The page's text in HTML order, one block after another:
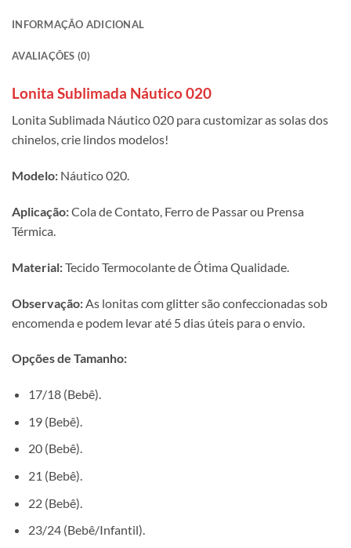
INFORMAÇÃO ADICIONAL
AVALIAÇÕES (0)
Lonita Sublimada Náutico 020
Lonita Sublimada Náutico 020 para customizar as solas dos
chinelos, crie lindos modelos!
Modelo: Náutico 020.
Aplicação:Cola de Contato, Ferro de Passar ou Prensa
Térmica.
Material:Tecido Termocolante de Ótima Qualidade.
Observação: As lonitas com glitter são confeccionadas sob
encomenda e podem levar até 5 dias úteis para o envio.
Opções de Tamanho:
17/18 (Bebê).
19 (Bebê).
20 (Bebê).
21 (Bebê).
22 (Bebê).
23/24 (Bebê/Infantil).